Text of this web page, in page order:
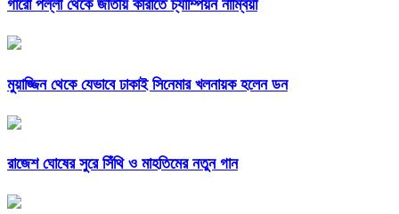
গারো পল্লী থেকে জাতীয় কারাতে চ্যাম্পিয়ন নাম্বিয়া
মুয়াজ্জিন থেকে যেভাবে ঢাকাই সিনেমার খলনায়ক হলেন ডন
রাজেশ ঘোষের সুরে সিঁথি ও মাহতিমের নতুন গান